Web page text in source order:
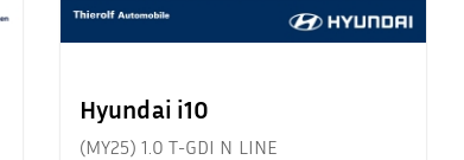
Hyundai i10
(MY25) 1.0 T-GDI N LINE